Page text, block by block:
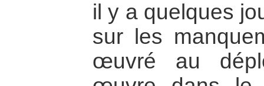
il y a quelques
sur les
œuvré au